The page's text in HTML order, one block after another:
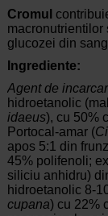
Cromul
macronutrientilor
glucozei din
Ingrediente:
Agent de
hidroetanolic
idaeus), cu 50%
Portocal-amar (
apos 5:1 din
45% polifenoli;
siliciu anhidru)
hidroetanolic 8-
cupana) cu 22%